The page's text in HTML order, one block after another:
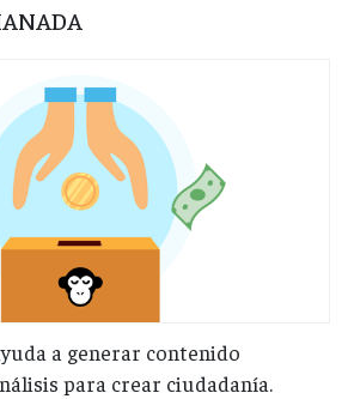
a generar contenido
para crear ciudadanía.